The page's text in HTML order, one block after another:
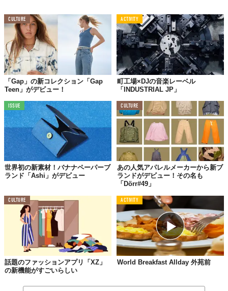
CULTURE
「Gap」の新コレクション「Gap
Teen」がデビュー！
ACTIVITY
町工場×DJの音楽レーベル
「INDUSTRIAL JP」
ISSUE
世界初の新素材！バナナペーパーブ
ランド「Ashi」がデビュー
CULTURE
あの人気アパレルメーカーから新ブ
ランドがデビュー！その名も
「Dörr#49」
CULTURE
話題のファッションアプリ「XZ」
の新機能がすごいらしい
ACTIVITY
World Breakfast Allday 外苑前